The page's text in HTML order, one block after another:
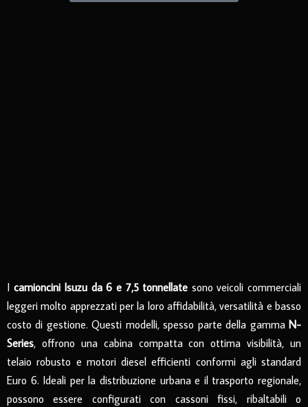
I camioncini Isuzu da 6 e 7,5 tonnellate sono veicoli commerciali
leggeri molto apprezzati per la loro affidabilità, versatilità e basso
costo di gestione. Questi modelli, spesso parte della gamma N-
Series, offrono una cabina compatta con ottima visibilità, un
telaio robusto e motori diesel efficienti conformi agli standard
Euro 6. Ideali per la distribuzione urbana e il trasporto regionale,
possono essere configurati con cassoni fissi, ribaltabili o